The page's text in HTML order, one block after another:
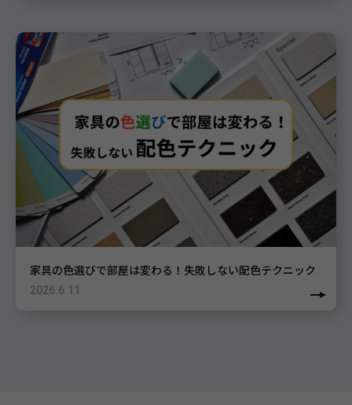
家具の色選びで部屋は変わる！失敗しない配色テクニック
2026.6.11